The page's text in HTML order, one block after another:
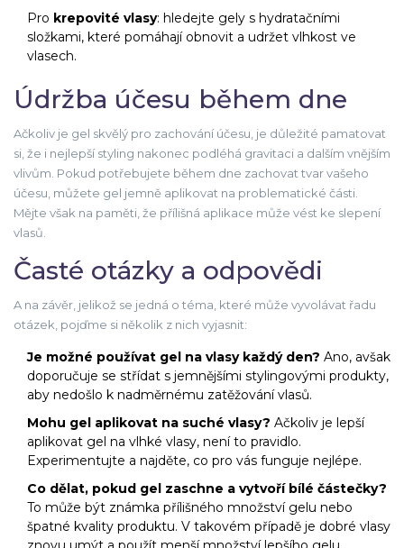
Pro krepovité vlasy: hledejte gely s hydratačními
složkami, které pomáhají obnovit a udržet vlhkost ve
vlasech.
Údržba účesu během dne
Ačkoliv je gel skvělý pro zachování účesu, je důležité pamatovat
si, že i nejlepší styling nakonec podléhá gravitaci a dalším vnějším
vlivům. Pokud potřebujete během dne zachovat tvar vašeho
účesu, můžete gel jemně aplikovat na problematické části.
Mějte však na paměti, že přílišná aplikace může vést ke slepení
vlasů.
Časté otázky a odpovědi
A na závěr, jelikož se jedná o téma, které může vyvolávat řadu
otázek, pojďme si několik z nich vyjasnit:
Je možné používat gel na vlasy každý den? Ano, avšak
doporučuje se střídat s jemnějšími stylingovými produkty,
aby nedošlo k nadměrnému zatěžování vlasů.
Mohu gel aplikovat na suché vlasy? Ačkoliv je lepší
aplikovat gel na vlhké vlasy, není to pravidlo.
Experimentujte a najděte, co pro vás funguje nejlépe.
Co dělat, pokud gel zaschne a vytvoří bílé částečky?
To může být známka přílišného množství gelu nebo
špatné kvality produktu. V takovém případě je dobré vlasy